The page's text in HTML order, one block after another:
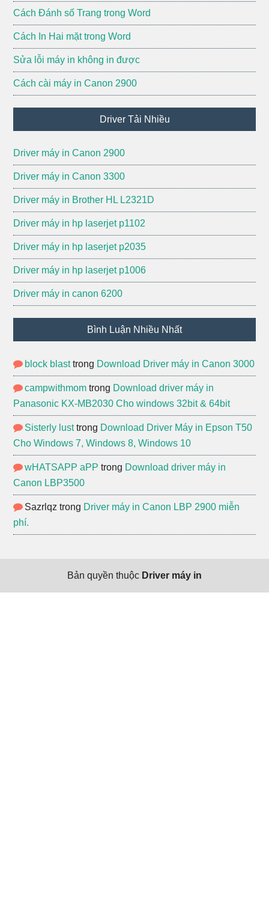
Cách Đánh số Trang trong Word
Cách In Hai mặt trong Word
Sửa lỗi máy in không in được
Cách cài máy in Canon 2900
Driver Tải Nhiều
Driver máy in Canon 2900
Driver máy in Canon 3300
Driver máy in Brother HL L2321D
Driver máy in hp laserjet p1102
Driver máy in hp laserjet p2035
Driver máy in hp laserjet p1006
Driver máy in canon 6200
Bình Luận Nhiều Nhất
block blasttrong Download Driver máy in Canon 3000
campwithmom trong Download driver máy in
Panasonic KX-MB2030 Cho windows 32bit & 64bit
Sisterly lusttrong Download Driver Máy in Epson T50
Cho Windows 7, Windows 8, Windows 10
wHATSAPP aPP trong Download driver máy in
Canon LBP3500
Sazrlqz trong Driver máy in Canon LBP 2900 miễn
phí.
Bản quyền thuộc Driver máy in